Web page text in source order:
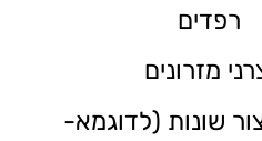
רפדים
מזרונים
שונות (לדוגמא-